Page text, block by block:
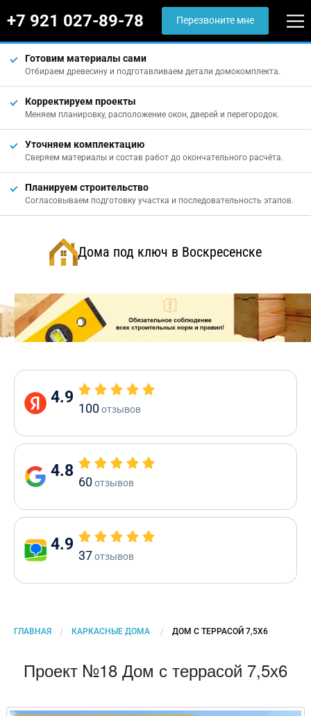
+7 921 027-89-78 Перезвоните мне
Готовим материалы сами
Отбираем древесину и подготавливаем детали домокомплекта.
Корректируем проекты
Меняем планировку, расположение окон, дверей и перегородок.
Уточняем комплектацию
Сверяем материалы и состав работ до окончательного расчёта.
Планируем строительство
Согласовываем подготовку участка и последовательность этапов.
Дома под ключ в Воскресенске
4.9
100отзывов
4.8
60отзывов
4.9
37отзывов
ГЛАВНАЯ КАРКАСНЫЕ ДОМА CURRENT:
ДОМ С ТЕРРАСОЙ 7,5Х6
Проект №18 Дом с террасой 7,5х6